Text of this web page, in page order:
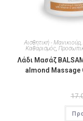
Αισθητική - Μανικιούρ,
Καθαρισμός,
Λάδι Μασάζ
almond Massage